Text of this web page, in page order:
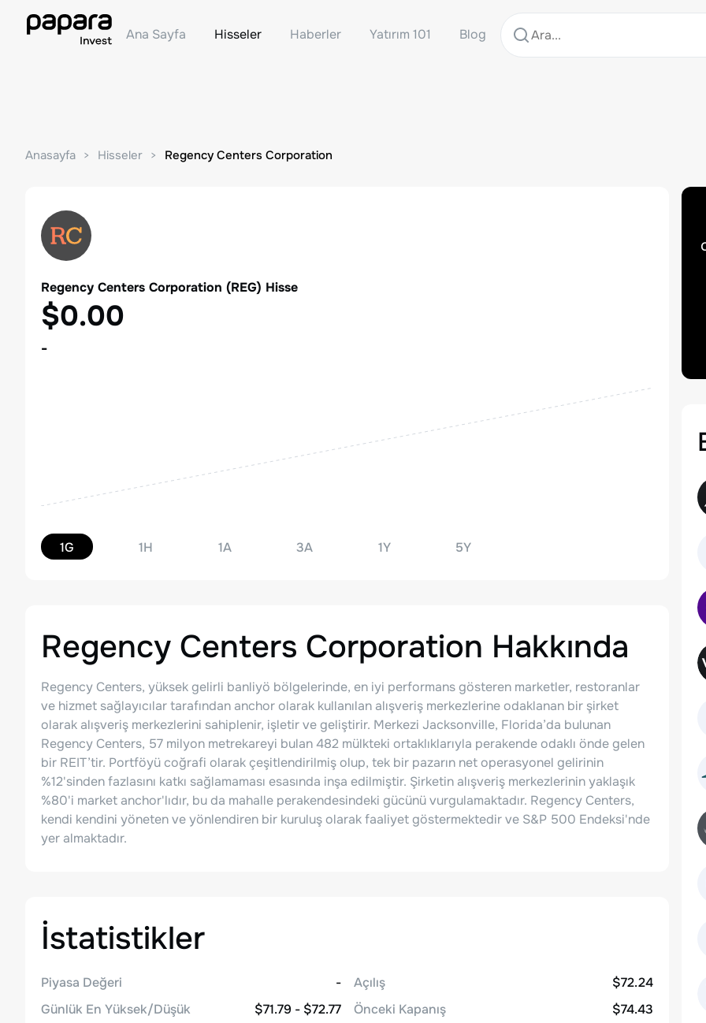
Ana Sayfa Hisseler Haberler Yatırım 101 Blog
Anasayfa Hisseler Regency Centers Corporation
Regency Centers Corporation (REG) Hisse
$0.00
-
1G 1H 1A 3A 1Y 5Y
Regency Centers Corporation Hakkında
Regency Centers, yüksek gelirli banliyö bölgelerinde, en iyi performans gösteren marketler, restoranlar
ve hizmet sağlayıcılar tarafından anchor olarak kullanılan alışveriş merkezlerine odaklanan bir şirket
olarak alışveriş merkezlerini sahiplenir, işletir ve geliştirir. Merkezi Jacksonville, Florida’da bulunan
Regency Centers, 57 milyon metrekareyi bulan 482 mülkteki ortaklıklarıyla perakende odaklı önde gelen
bir REIT’tir. Portföyü coğrafi olarak çeşitlendirilmiş olup, tek bir pazarın net operasyonel gelirinin
%12'sinden fazlasını katkı sağlamaması esasında inşa edilmiştir. Şirketin alışveriş merkezlerinin yaklaşık
%80'i market anchor'lıdır, bu da mahalle perakendesindeki gücünü vurgulamaktadır. Regency Centers,
kendi kendini yöneten ve yönlendiren bir kuruluş olarak faaliyet göstermektedir ve S&P 500 Endeksi'nde
yer almaktadır.
İstatistikler
Piyasa Değeri
-
Günlük En Yüksek/Düşük
$71.79 - $72.77
Açılış
$72.24
Önceki Kapanış
$74.43